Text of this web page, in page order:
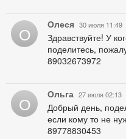
О Олеся 30 июля 11:49
Здравствуйте! У
поделитесь,
89032673972
О Ольга 27 июля 02:13
Добрый день,
если кому то не
89778830453